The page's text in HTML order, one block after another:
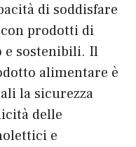
di soddisfare
prodotti di
sostenibili. Il
alimentare è
la sicurezza
delle
e